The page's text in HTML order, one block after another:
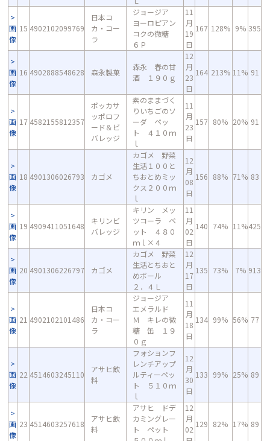
画
像
15 4902102099769
日本コ
カ・コー
ラ
ジョージア
ヨーロピアン
コクの微糖
６Ｐ
11
月
19
日
167 128% 9% 395
画
像
16 4902888548628 森永製菓
森永 春の甘
酒 １９０ｇ
12
月
23
日
164 213% 11% 91
画
像
17 4582155812357
ポッカサ
ッポロフ
ード＆ビ
バレッジ
素のままづく
りいちごのソ
ーダ ペッ
ト ４１０ｍ
ｌ
11
月
23
日
157 80% 20% 91
画
像
18 4901306026793 カゴメ
カゴメ 野菜
生活１００と
ちおとめミッ
クス２００ｍ
ｌ
12
月
08
日
156 88% 71% 83
画
像
19 4909411051648
キリンビ
バレッジ
キリン メッ
ツコーラ ペ
ット ４８０
ｍｌ×４
11
月
02
日
140 74% 11%425
画
像
20 4901306226797 カゴメ
カゴメ 野菜
生活とちおと
めボール
２．４Ｌ
12
月
17
日
135 73% 7% 913
画
像
21 4902102101486
日本コ
カ・コー
ラ
ジョージア
エメラルド
Ｍ キレの微
糖 缶 １９
０ｇ
11
月
18
日
134 99% 56% 77
画
像
22 4514603245110
アサヒ飲
料
フォションフ
レンチアップ
ルティーペッ
ト ５１０ｍ
ｌ
12
月
30
日
133 99% 25% 89
画
像
23 4514603257618
アサヒ飲
料
アサヒ ドデ
カミングレー
ト ペット
12
月
02
129 82% 17% 89